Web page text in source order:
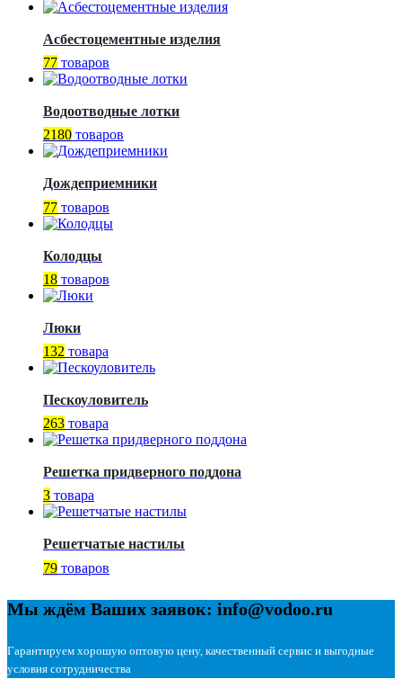
Асбестоцементные изделия
77 товаров
Водоотводные лотки
2180 товаров
Дождеприемники
77 товаров
Колодцы
18 товаров
Люки
132 товара
Пескоуловитель
263 товара
Решетка придверного поддона
3 товара
Решетчатые настилы
79 товаров
Мы ждём Ваших заявок: info@vodoo.ru
Гарантируем хорошую оптовую цену, качественный сервис и выгодные
условия сотрудничества